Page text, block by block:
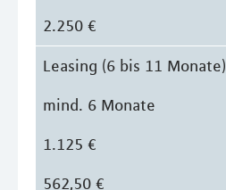
2.250 €
Leasing (6 bis 11 Monate)
mind. 6 Monate
1.125 €
562,50 €